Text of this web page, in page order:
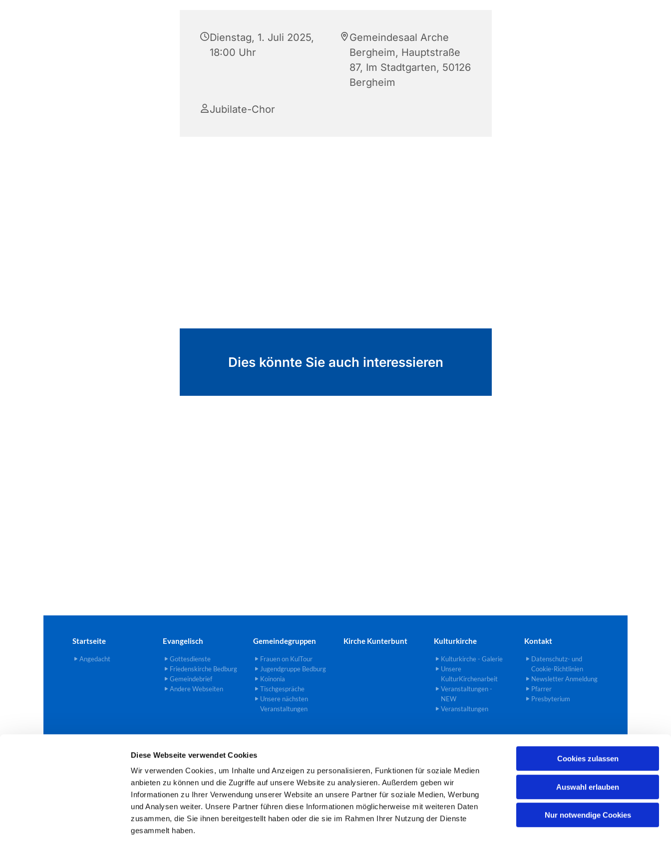
Diese Webseite verwendet Cookies
Wir verwenden Cookies, um Inhalte und Anzeigen zu personalisieren, Funktionen für soziale Medien
anbieten zu können und die Zugriffe auf unsere Website zu analysieren. Außerdem geben wir
Informationen zu Ihrer Verwendung unserer Website an unsere Partner für soziale Medien, Werbung
und Analysen weiter. Unsere Partner führen diese Informationen möglicherweise mit weiteren Daten
zusammen, die Sie ihnen bereitgestellt haben oder die sie im Rahmen Ihrer Nutzung der Dienste
gesammelt haben.
Cookies zulassen
Auswahl erlauben
Nur notwendige Cookies
Dienstag, 1. Juli 2025,
18:00 Uhr
Gemeindesaal Arche
Bergheim, Hauptstraße
87, Im Stadtgarten, 50126
Bergheim
Jubilate-Chor
Dies könnte Sie auch interessieren
Startseite
Angedacht
Evangelisch
Gottesdienste
Friedenskirche Bedburg
Gemeindebrief
Andere Webseiten
Gemeindegruppen
Frauen on KulTour
Jugendgruppe Bedburg
Koinonia
Tischgespräche
Unsere nächsten
Veranstaltungen
Kirche Kunterbunt Kulturkirche
Kulturkirche - Galerie
Unsere
KulturKirchenarbeit
Veranstaltungen -
NEW
Veranstaltungen
Kontakt
Datenschutz- und
Cookie-Richtlinien
Newsletter Anmeldung
Pfarrer
Presbyterium
Evangelische Trinitatis-Kirchengemeinde an der Erft · Gemeindebüro Theodor-Heuss-Str. 8, 50181 Bedburg
bedburg@ekir.de
Öffnungszeiten: Mo und Mi 8.00 -11.00 Uhr
Kontaktinformationen Cookie-Richtlinie Impressum